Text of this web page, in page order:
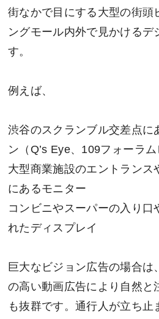
街なかで目にする大型の街頭
ングモール内外で見かけるデ
す。
例えば、
渋谷のスクランブル交差点に
ン（Q’s Eye、109フォーラム
大型商業施設のエントランス
にあるモニター
コンビニやスーパーの入り口
れたディスプレイ
巨大なビジョン広告の場合は
の高い動画広告により自然と
も抜群です。通行人が立ち止